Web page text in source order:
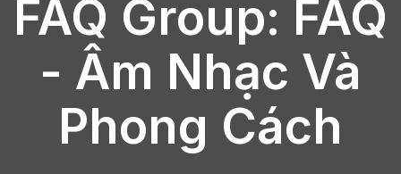
FAQ Group: FAQ
- Âm Nhạc Và
Phong Cách